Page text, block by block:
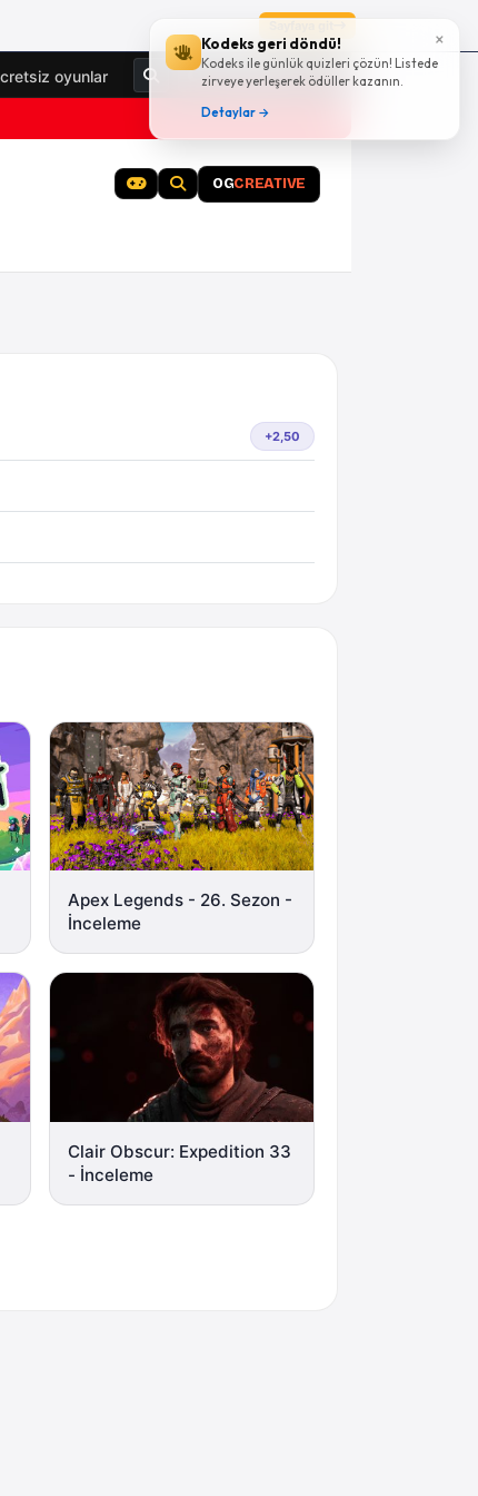
×
Kodeks geri döndü!
Kodeks ile günlük quizleri çözün! Listede
zirveye yerleşerek ödüller kazanın.
Detaylar →
oyunlar Giriş Yap
OGCREATIVE
+2,50
Apex Legends - 26. Sezon -
İnceleme
Clair Obscur: Expedition 33
- İnceleme